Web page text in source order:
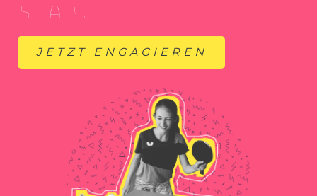
STAR.
JETZT ENGAGIEREN